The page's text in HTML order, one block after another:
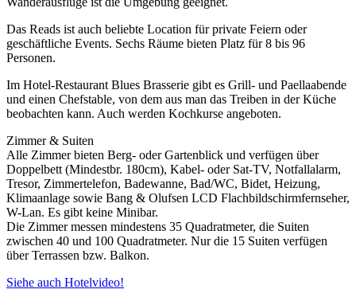
Das Reads ist auch beliebte Location für private Feiern oder
geschäftliche Events. Sechs Räume bieten Platz für 8 bis 96
Personen.
Im Hotel-Restaurant Blues Brasserie gibt es Grill- und Paellaabende
und einen Chefstable, von dem aus man das Treiben in der Küche
beobachten kann. Auch werden Kochkurse angeboten.
Zimmer & Suiten
Alle Zimmer bieten Berg- oder Gartenblick und verfügen über
Doppelbett (Mindestbr. 180cm), Kabel- oder Sat-TV, Notfallalarm,
Tresor, Zimmertelefon, Badewanne, Bad/WC, Bidet, Heizung,
Klimaanlage sowie Bang & Olufsen LCD Flachbildschirmfernseher,
W-Lan. Es gibt keine Minibar.
Die Zimmer messen mindestens 35 Quadratmeter, die Suiten
zwischen 40 und 100 Quadratmeter. Nur die 15 Suiten verfügen
über Terrassen bzw. Balkon.
Siehe auch Hotelvideo!